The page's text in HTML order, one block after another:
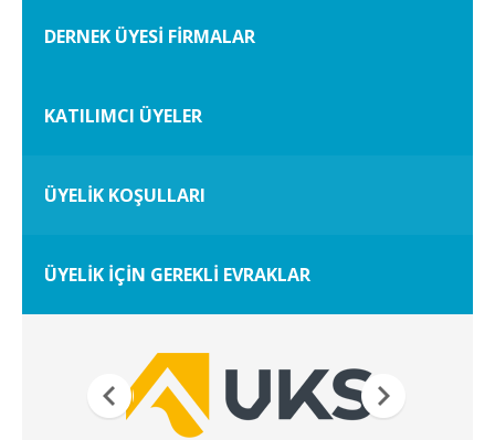
DERNEK ÜYESİ FİRMALAR
KATILIMCI ÜYELER
ÜYELİK KOŞULLARI
ÜYELİK İÇİN GEREKLİ EVRAKLAR